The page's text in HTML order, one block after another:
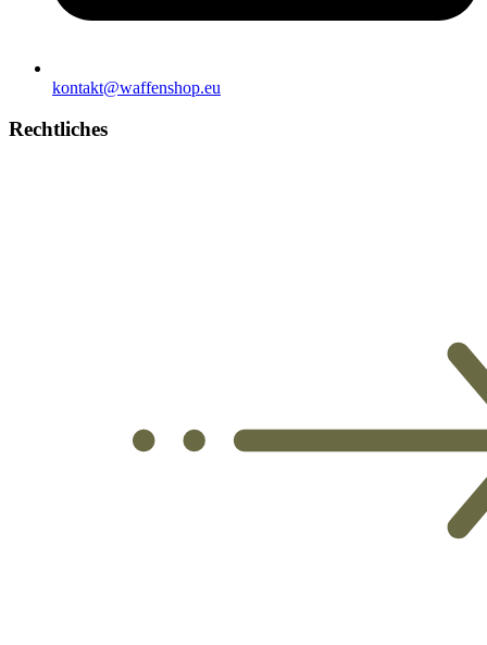
kontakt@waffenshop.eu
Rechtliches